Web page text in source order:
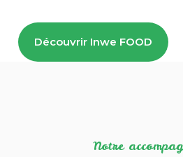
Découvrir Inwe FOOD
Notre